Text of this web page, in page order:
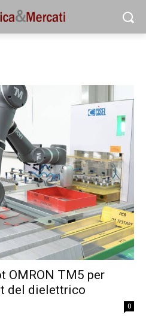
OMRON TM5 per
del dielettrico
0